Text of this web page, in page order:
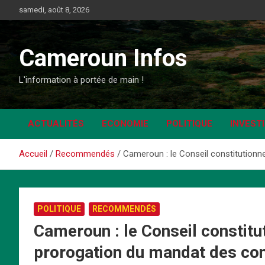
au
samedi, août 8, 2026
Cameroun Infos
L'information à portée de main !
ACTUALITÉS ECONOMIE POLITIQUE
Accueil Recommendés Cameroun : le Conseil
POLITIQUE RECOMMENDÉS
Cameroun : le Conseil
prorogation du mandat des